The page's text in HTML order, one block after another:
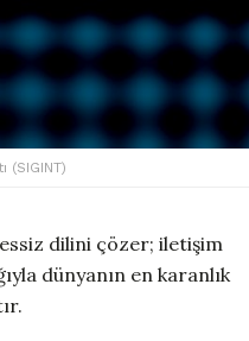
(SIGINT)
dilini çözer; iletişim
dünyanın en karanlık